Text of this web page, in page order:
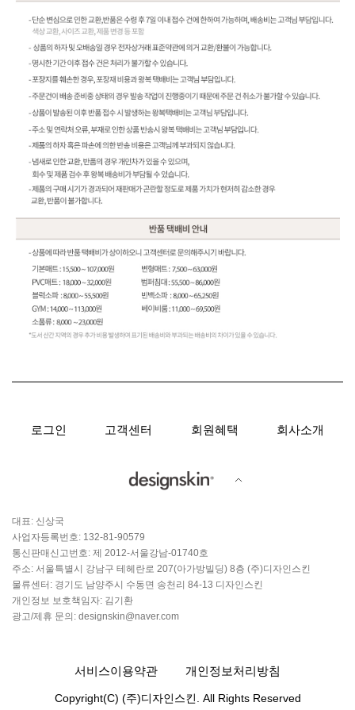
로그인 고객센터 회원혜택 회사소개
대표: 신상국
사업자등록번호: 132-81-90579
통신판매신고번호: 제 2012-서울강남-01740호
주소: 서울특별시 강남구 테헤란로 207(아가방빌딩) 8층 (주)디자인스킨
물류센터: 경기도 남양주시 수동면 송천리 84-13 디자인스킨
개인정보 보호책임자: 김기환
광고/제휴 문의: designskin@naver.com
서비스이용약관 개인정보처리방침
Copyright(C) (주)디자인스킨. All Rights Reserved